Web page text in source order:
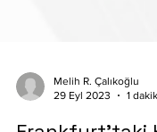
29 Eyl 2023
1